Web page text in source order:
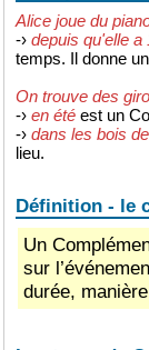
Alice joue du
-› depuis qu'elle a
temps. Il donne
On trouve des
-› en été est un
-› dans les bois
lieu.
Définition - le
Un
sur
durée,